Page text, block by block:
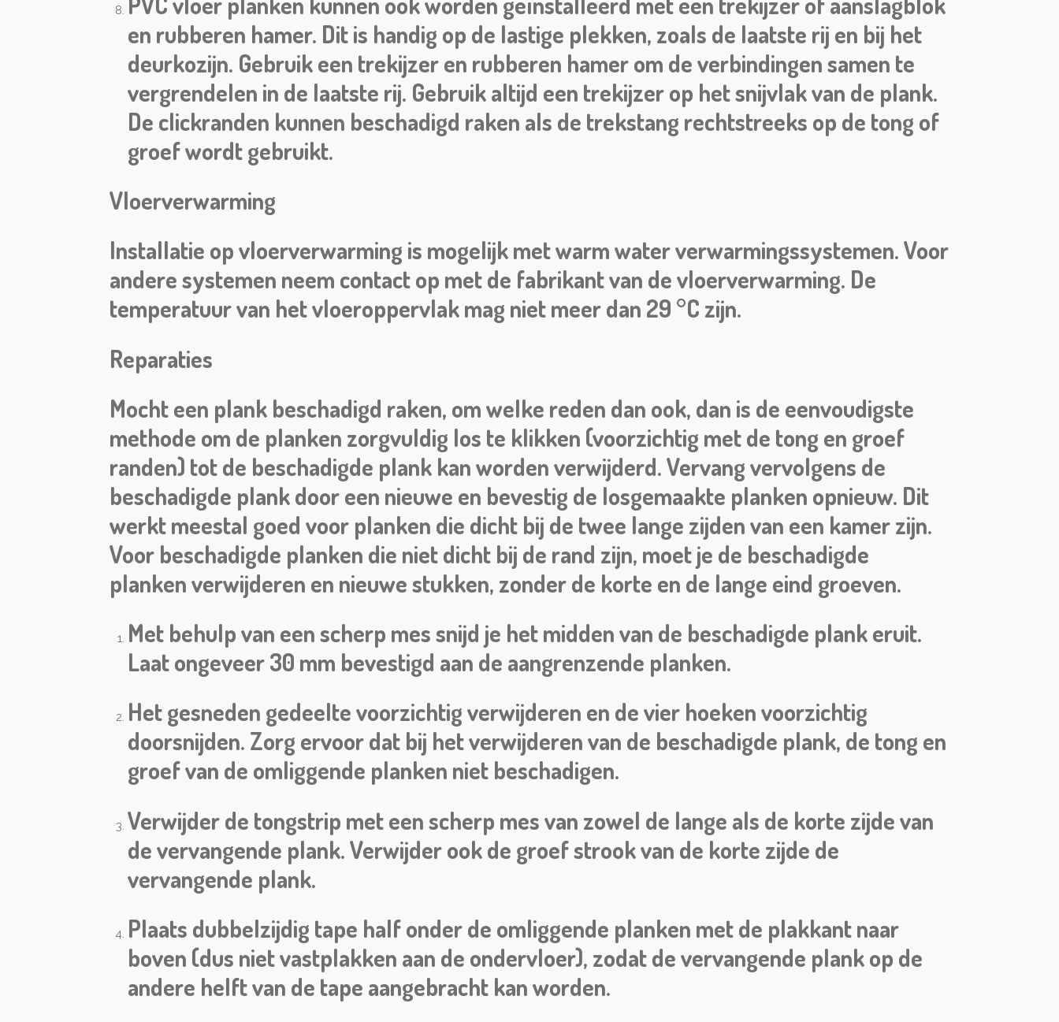
en rubberen hamer. Dit is handig op de lastige plekken, zoals de laatste rij en bij het
deurkozijn. Gebruik een trekijzer en rubberen hamer om de verbindingen samen te
vergrendelen in de laatste rij. Gebruik altijd een trekijzer op het snijvlak van de plank.
De clickranden kunnen beschadigd raken als de trekstang rechtstreeks op de tong of
groef wordt gebruikt.
Vloerverwarming
Installatie op vloerverwarming is mogelijk met warm water verwarmingssystemen. Voor
andere systemen neem contact op met de fabrikant van de vloerverwarming. De
temperatuur van het vloeroppervlak mag niet meer dan 29 °C zijn.
Reparaties
Mocht een plank beschadigd raken, om welke reden dan ook, dan is de eenvoudigste
methode om de planken zorgvuldig los te klikken (voorzichtig met de tong en groef
randen) tot de beschadigde plank kan worden verwijderd. Vervang vervolgens de
beschadigde plank door een nieuwe en bevestig de losgemaakte planken opnieuw. Dit
werkt meestal goed voor planken die dicht bij de twee lange zijden van een kamer zijn.
Voor beschadigde planken die niet dicht bij de rand zijn, moet je de beschadigde
planken verwijderen en nieuwe stukken, zonder de korte en de lange eind groeven.
Met behulp van een scherp mes snijd je het midden van de beschadigde plank eruit.
Laat ongeveer 30 mm bevestigd aan de aangrenzende planken.
Het gesneden gedeelte voorzichtig verwijderen en de vier hoeken voorzichtig
doorsnijden. Zorg ervoor dat bij het verwijderen van de beschadigde plank, de tong en
groef van de omliggende planken niet beschadigen.
Verwijder de tongstrip met een scherp mes van zowel de lange als de korte zijde van
de vervangende plank. Verwijder ook de groef strook van de korte zijde de
vervangende plank.
Plaats dubbelzijdig tape half onder de omliggende planken met de plakkant naar
boven (dus niet vastplakken aan de ondervloer), zodat de vervangende plank op de
andere helft van de tape aangebracht kan worden.